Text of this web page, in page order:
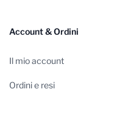
Account & Ordini
Il mio account
Ordini e resi